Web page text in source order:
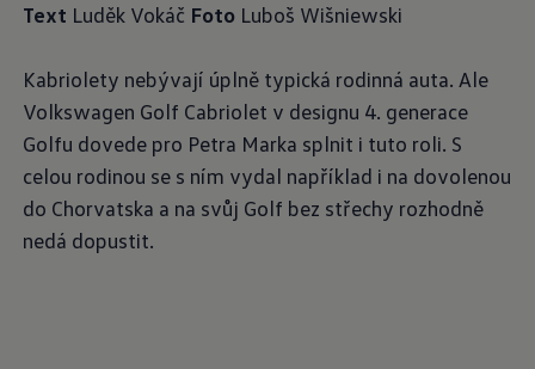
Text Luděk Vokáč FotoLuboš Wišniewski
Kabriolety nebývají úplně typická rodinná auta. Ale
Volkswagen Golf Cabriolet v designu 4. generace
Golfu dovede pro Petra Marka splnit i tuto roli. S
celou rodinou se s ním vydal například i na dovolenou
do Chorvatska a na svůj Golf bez střechy rozhodně
nedá dopustit.